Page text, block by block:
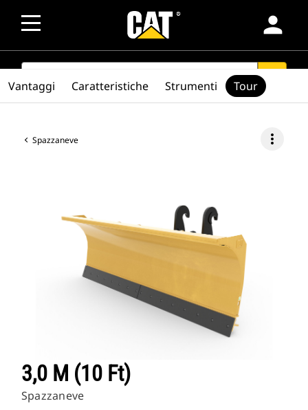
person
SEARCH search
Spazzaneve more_vert
3,0 M (10 Ft)
Spazzaneve
Vantaggi Caratteristiche Strumenti Tour